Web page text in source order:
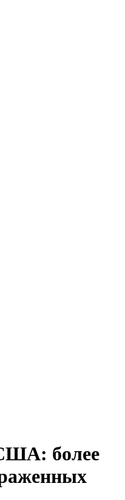
более